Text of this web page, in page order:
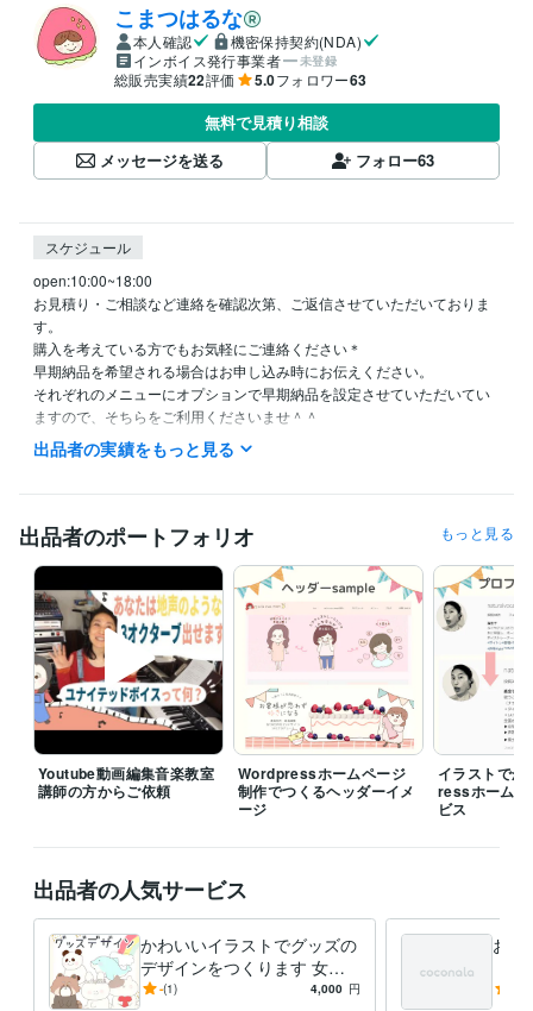
こまつはるな
本人確認
機密保持契約(NDA)
インボイス発行事業者
未登録
総販売実績22評価 5.0フォロワー63
無料で見積り相談
メッセージを送る
フォロー63
スケジュール
open:10:00~18:00
お見積り・ご相談など連絡を確認次第、ご返信させていただいておりま
す。
購入を考えている方でもお気軽にご連絡ください＊
早期納品を希望される場合はお申し込み時にお伝えください。
それぞれのメニューにオプションで早期納品を設定させていただいてい
資格・検定
漢字検定２級 取得年 : 2013年
得意分野
イラスト作成・漫画制作
心がゆるまるイラスト・漫画作成が得意で
す
ビジネス
出品者の実績をもっと見る
出品者のポートフォリオ もっと見る
Youtube動画編集音楽教室
講師の方からご依頼
Wordpressホームページ
制作でつくるヘッダーイメ
ージ
イラストで
ressホームペ
ビス
出品者の人気サービス
かわいいイラストでグッズの
デザインをつくります 女性
向け♡ほんわか・かわいいイ
-(1) 4,000 円
お客
アイ